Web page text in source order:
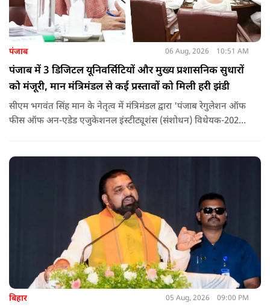
पंजाब 06 Aug, 2026 10:51 AM
पंजाब में 3 डिजिटल यूनिवर्सिटियों और मुख्य प्रशासनिक सुधारों
को मंजूरी, मान मंत्रिमंडल से कई प्रस्तावों को मिली हरी झंडी
सीएम भगवंत सिंह मान के नेतृत्व में मंत्रिमंडल द्वारा 'पंजाब रेगुलेशन ऑफ
फीस ऑफ अन-एडेड एजुकेशनल इंस्टीट्यूशंस (संशोधन) विधेयक-2026'
अन्य प्रस्तावों को भी मंजूरी दी गई है.
बिहार 05 Aug, 2026 09:00 PM